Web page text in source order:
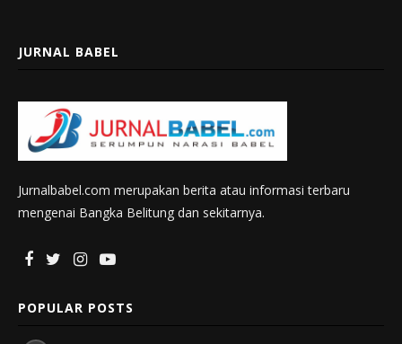
JURNAL BABEL
Jurnalbabel.com merupakan berita atau informasi terbaru
mengenai Bangka Belitung dan sekitarnya.
POPULAR POSTS